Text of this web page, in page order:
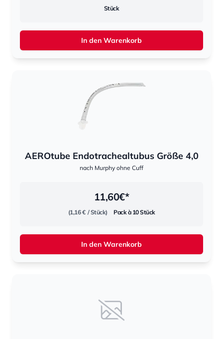
Stück
In den Warenkorb
AEROtube Endotrachealtubus Größe 4,0
nach Murphy ohne Cuff
11,60€*
(1,16 € / Stück) Pack à 10 Stück
In den Warenkorb